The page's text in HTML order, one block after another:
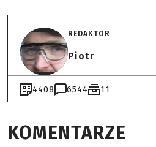
REDAKTOR
Piotr
4408 6544 11
KOMENTARZE